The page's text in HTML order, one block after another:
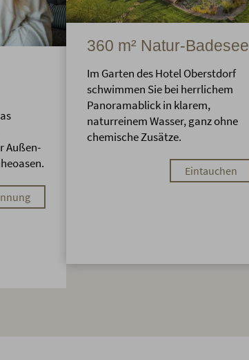
Außen-
360 m² Natur-Badesee
Im Garten des Hotel Oberstdorf
schwimmen Sie bei herrlichem
Panoramablick in klarem,
naturreinem Wasser, ganz ohne
chemische Zusätze.
Eintauchen